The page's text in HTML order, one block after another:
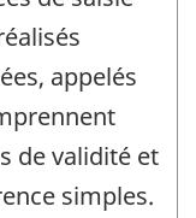
appelés
de validité et
simples.